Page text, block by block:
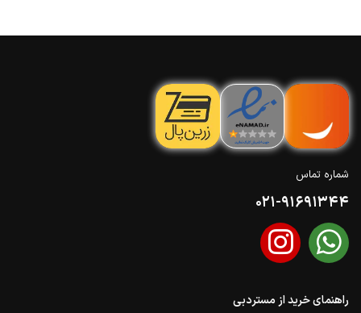
شماره تماس
021-91691344
راهنمای خرید از مستردبی